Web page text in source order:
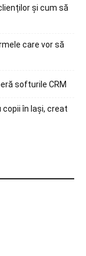
și cum să
care vor să
softurile CRM
în Iași, creat